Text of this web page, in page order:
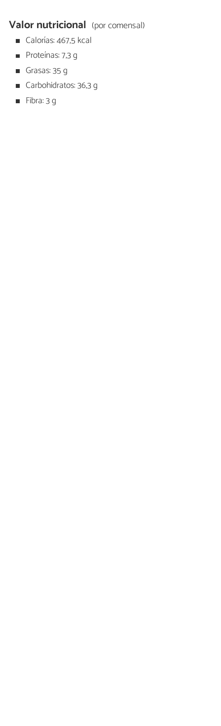
Valor nutricional (por comensal)
Calorías: 467,5 kcal
Proteínas: 7,3 g
Grasas: 35 g
Carbohidratos: 36,3 g
Fibra: 3 g